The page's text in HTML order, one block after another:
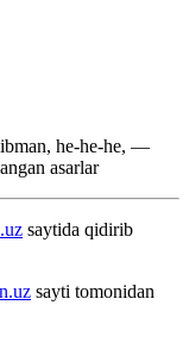
he-he-he, —
asarlar
saytida qidirib
sayti tomonidan